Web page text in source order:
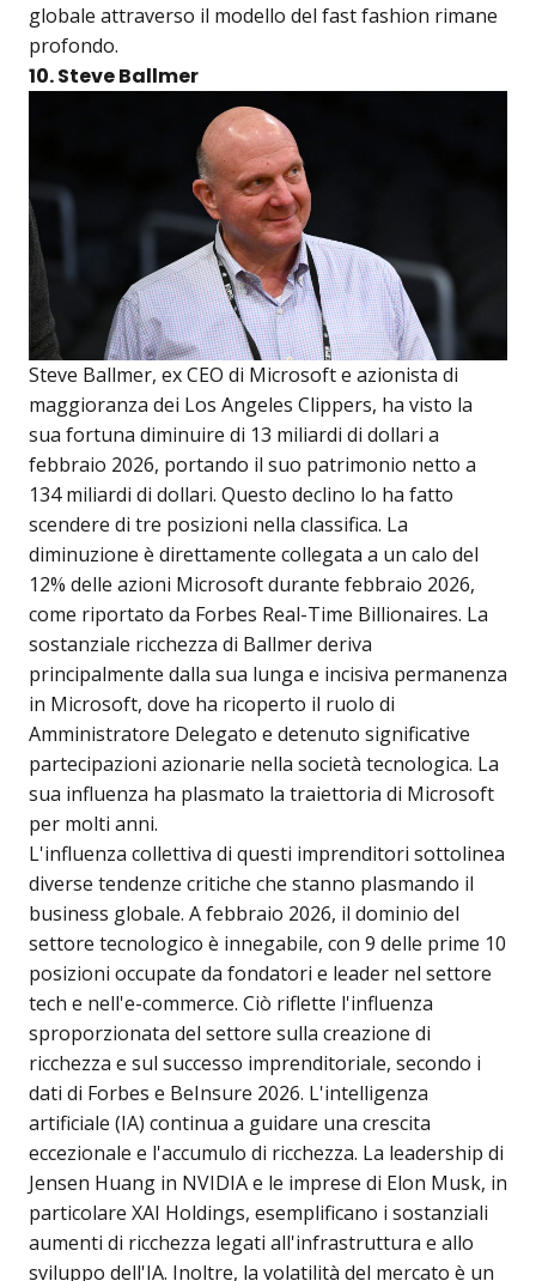
globale attraverso il modello del fast fashion rimane
profondo.
10. Steve Ballmer
Steve Ballmer, ex CEO di Microsoft e azionista di
maggioranza dei Los Angeles Clippers, ha visto la
sua fortuna diminuire di 13 miliardi di dollari a
febbraio 2026, portando il suo patrimonio netto a
134 miliardi di dollari. Questo declino lo ha fatto
scendere di tre posizioni nella classifica. La
diminuzione è direttamente collegata a un calo del
12% delle azioni Microsoft durante febbraio 2026,
come riportato da Forbes Real-Time Billionaires. La
sostanziale ricchezza di Ballmer deriva
principalmente dalla sua lunga e incisiva permanenza
in Microsoft, dove ha ricoperto il ruolo di
Amministratore Delegato e detenuto significative
partecipazioni azionarie nella società tecnologica. La
sua influenza ha plasmato la traiettoria di Microsoft
per molti anni.
L'influenza collettiva di questi imprenditori sottolinea
diverse tendenze critiche che stanno plasmando il
business globale. A febbraio 2026, il dominio del
settore tecnologico è innegabile, con 9 delle prime 10
posizioni occupate da fondatori e leader nel settore
tech e nell'e-commerce. Ciò riflette l'influenza
sproporzionata del settore sulla creazione di
ricchezza e sul successo imprenditoriale, secondo i
dati di Forbes e BeInsure 2026. L'intelligenza
artificiale (IA) continua a guidare una crescita
eccezionale e l'accumulo di ricchezza. La leadership di
Jensen Huang in NVIDIA e le imprese di Elon Musk, in
particolare XAI Holdings, esemplificano i sostanziali
aumenti di ricchezza legati all'infrastruttura e allo
sviluppo dell'IA. Inoltre, la volatilità del mercato è un